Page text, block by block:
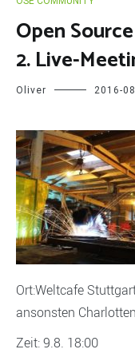
Open
2. Live-
Oliver 2016-
Ort:Weltcafe
ansonsten
Zeit: 9.8. 18:00